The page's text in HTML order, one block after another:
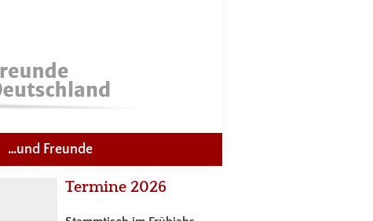
…und Freunde
Haupt-
Sidebar
Termine 2026